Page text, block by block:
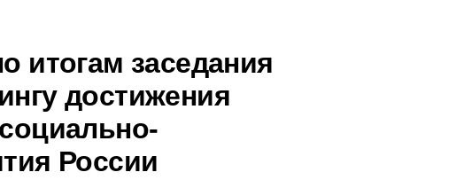
итогам заседания
достижения
России